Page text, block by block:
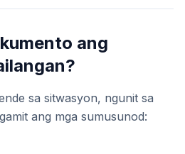
ang
sa sitwasyon, ngunit sa
ang mga sumusunod: